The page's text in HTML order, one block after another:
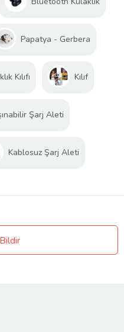
Papatya - Gerbera
Kılıfı Kılıf
Şarj Aleti
Kablosuz Şarj Aleti